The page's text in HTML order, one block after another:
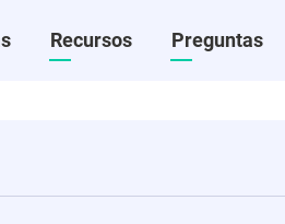
Recursos Preguntas